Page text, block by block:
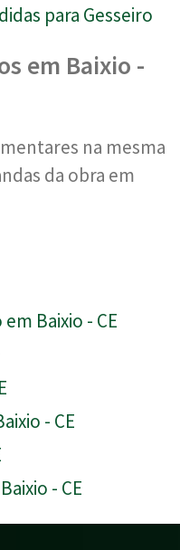
para Gesseiro
em Baixio -
na mesma
da obra em
Baixio - CE
- CE
- CE